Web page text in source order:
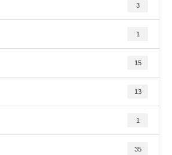
3
1
15
13
1
35